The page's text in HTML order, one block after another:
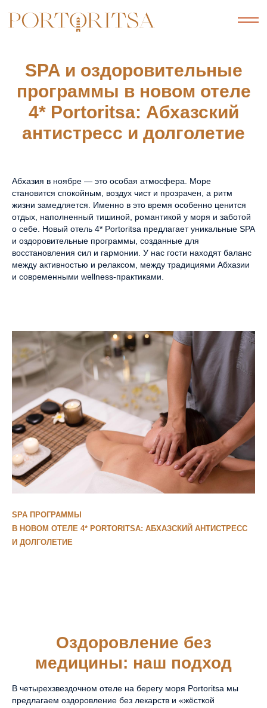
SPA и оздоровительные
программы в новом отеле
4* Portoritsa: Абхазский
антистресс и долголетие
Абхазия в ноябре — это особая атмосфера. Море
становится спокойным, воздух чист и прозрачен, а ритм
жизни замедляется. Именно в это время особенно ценится
отдых, наполненный тишиной, романтикой у моря и заботой
о себе. Новый отель 4* Portoritsa предлагает уникальные SPA
и оздоровительные программы, созданные для
восстановления сил и гармонии. У нас гости находят баланс
между активностью и релаксом, между традициями Абхазии
и современными wellness-практиками.
SPA ПРОГРАММЫ
В НОВОМ ОТЕЛЕ 4* PORTORITSA: АБХАЗСКИЙ АНТИСТРЕСС
И ДОЛГОЛЕТИЕ
Оздоровление без
медицины: наш подход
В четырехзвездочном отеле на берегу моря Portoritsa мы
предлагаем оздоровление без лекарств и «жёсткой